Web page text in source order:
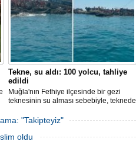
Tekne, su aldı: 100 yolcu, tahliye
edildi
Muğla'nın Fethiye ilçesinde bir gezi
teknesinin su alması sebebiyle, teknede
teknenin batmaması için bölgede
kurtarma çalışması başlatıldı.
"Takipteyiz"
oldu